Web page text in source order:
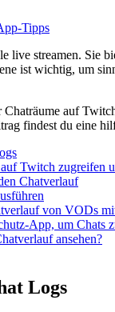
Tipps
streamen. Sie
ist wichtig, um
auf
findest du eine
Twitch zugreifen
Chatverlauf
von VODs
App, um Chats
ansehen?
Logs